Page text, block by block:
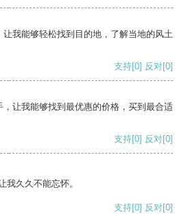
我能够轻松找到目的地，了解当地的风土
支持[0] 反对[0]
让我能够找到最优惠的价格，买到最合适
支持[0] 反对[0]
我久久不能忘怀。
支持[0] 反对[0]